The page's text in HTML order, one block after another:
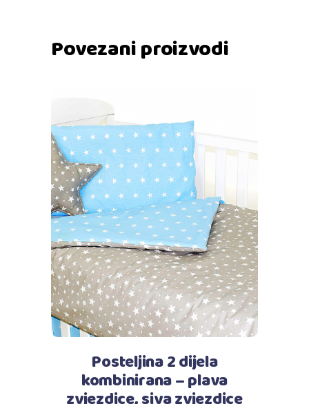
Povezani proizvodi
Dodaj u košaricu
Posteljina 2 dijela
kombinirana – plava